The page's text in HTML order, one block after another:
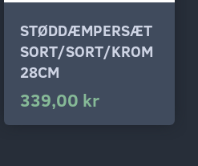
STØDDÆMPERSÆT
SORT/SORT/KROM
28CM
339,00 kr